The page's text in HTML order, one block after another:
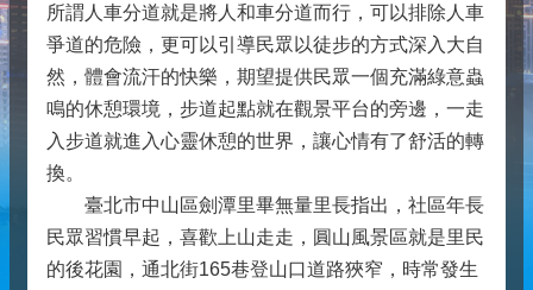
所謂人車分道就是將人和車分道而行，可以排除人車
爭道的危險，更可以引導民眾以徒步的方式深入大自
然，體會流汗的快樂，期望提供民眾一個充滿綠意蟲
鳴的休憩環境，步道起點就在觀景平台的旁邊，一走
入步道就進入心靈休憩的世界，讓心情有了舒活的轉
換。
臺北市中山區劍潭里畢無量里長指出，社區年長
民眾習慣早起，喜歡上山走走，圓山風景區就是里民
的後花園，通北街165巷登山口道路狹窄，時常發生